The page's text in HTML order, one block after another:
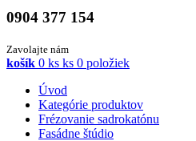
0904 377 154
Zavolajte nám
košík 0 ks ks 0 položiek
Úvod
Kategórie produktov
Frézovanie sadrokatónu
Fasádne štúdio